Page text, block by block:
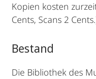
Kopien kosten
Cents, Scans 2
Bestand
Die Bibliothek des